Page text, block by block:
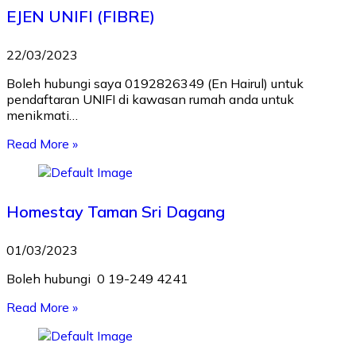
EJEN UNIFI (FIBRE)
22/03/2023
Boleh hubungi saya 0192826349 (En Hairul) untuk
pendaftaran UNIFI di kawasan rumah anda untuk
menikmati…
Read More »
Homestay Taman Sri Dagang
01/03/2023
Boleh hubungi 0 19-249 4241
Read More »